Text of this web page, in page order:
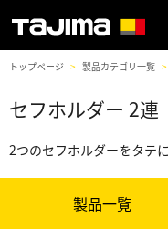
トップページ 製品カテゴリ一覧
セフホルダー 2連
2つのセフホルダーをタテ
製品一覧